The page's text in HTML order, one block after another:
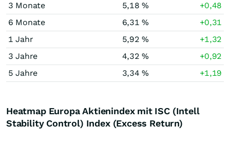
3 Monate
5,18 %
+0,48
6 Monate
6,31 %
+0,31
1 Jahr
5,92 %
+1,32
3 Jahre
4,32 %
+0,92
5 Jahre
3,34 % +1,19
Heatmap Europa Aktienindex mit ISC (Intell
Stability Control) Index (Excess Return)